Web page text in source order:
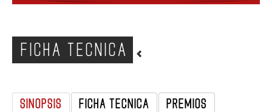
INICIO
PELICULAS
DOCUMENTALES
FICHA TECNICA
SINOPSIS FICHA TECNICA
PREMIOS